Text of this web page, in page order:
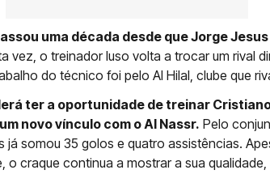
uma década desde que Jorge
vez, o treinador luso volta a trocar um rival
do técnico foi pelo Al Hilal, clube que
ter a oportunidade de treinar
novo vínculo com o Al Nassr. Pelo
já somou 35 golos e quatro assistências.
o craque continua a mostrar a sua